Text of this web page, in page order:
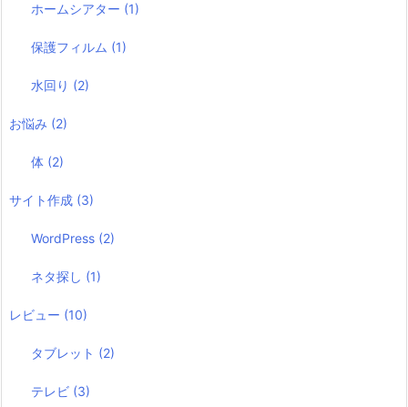
ホームシアター (1)
保護フィルム (1)
水回り (2)
お悩み (2)
体 (2)
サイト作成 (3)
WordPress (2)
ネタ探し (1)
レビュー (10)
タブレット (2)
テレビ (3)